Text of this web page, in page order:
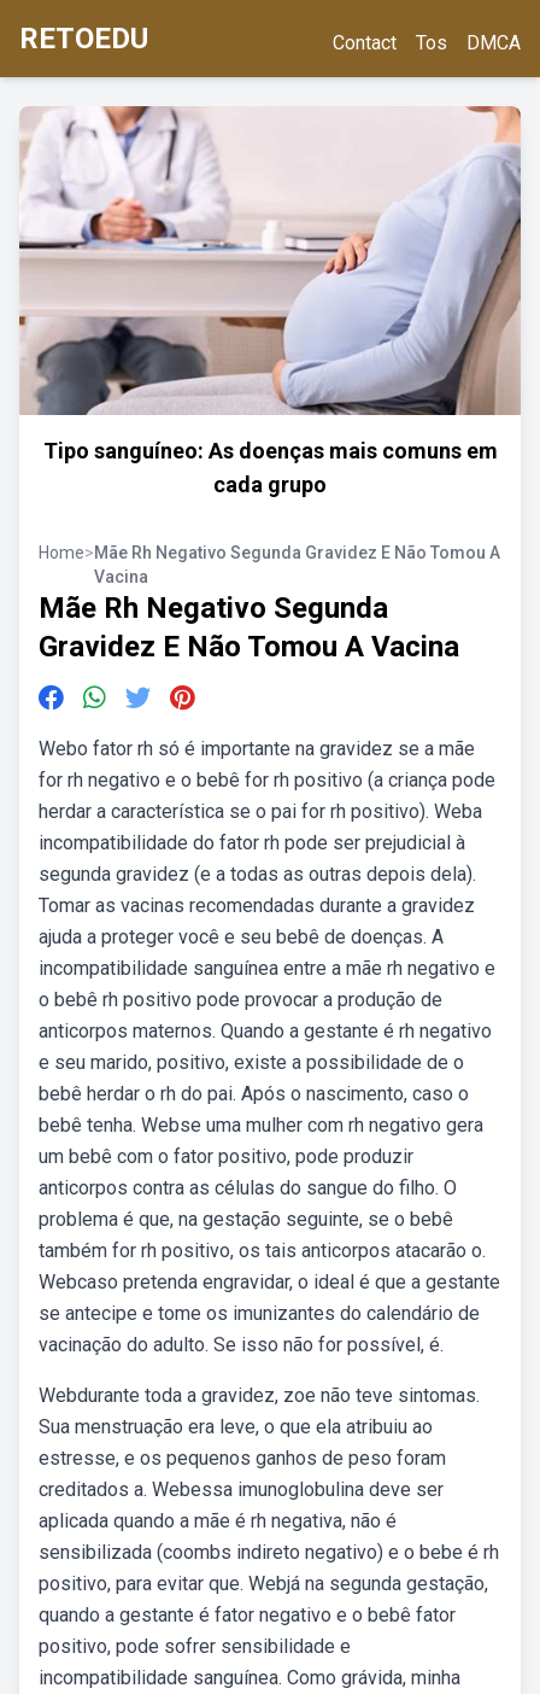
RETOEDU Contact Tos DMCA
Tipo sanguíneo: As doenças mais comuns em
cada grupo
Home>Mãe Rh Negativo Segunda Gravidez E Não Tomou A
Vacina
Mãe Rh Negativo Segunda
Gravidez E Não Tomou A Vacina
Webo fator rh só é importante na gravidez se a mãe
for rh negativo e o bebê for rh positivo (a criança pode
herdar a característica se o pai for rh positivo). Weba
incompatibilidade do fator rh pode ser prejudicial à
segunda gravidez (e a todas as outras depois dela).
Tomar as vacinas recomendadas durante a gravidez
ajuda a proteger você e seu bebê de doenças. A
incompatibilidade sanguínea entre a mãe rh negativo e
o bebê rh positivo pode provocar a produção de
anticorpos maternos. Quando a gestante é rh negativo
e seu marido, positivo, existe a possibilidade de o
bebê herdar o rh do pai. Após o nascimento, caso o
bebê tenha. Webse uma mulher com rh negativo gera
um bebê com o fator positivo, pode produzir
anticorpos contra as células do sangue do filho. O
problema é que, na gestação seguinte, se o bebê
também for rh positivo, os tais anticorpos atacarão o.
Webcaso pretenda engravidar, o ideal é que a gestante
se antecipe e tome os imunizantes do calendário de
vacinação do adulto. Se isso não for possível, é.
Webdurante toda a gravidez, zoe não teve sintomas.
Sua menstruação era leve, o que ela atribuiu ao
estresse, e os pequenos ganhos de peso foram
creditados a. Webessa imunoglobulina deve ser
aplicada quando a mãe é rh negativa, não é
sensibilizada (coombs indireto negativo) e o bebe é rh
positivo, para evitar que. Webjá na segunda gestação,
quando a gestante é fator negativo e o bebê fator
positivo, pode sofrer sensibilidade e
incompatibilidade sanguínea. Como grávida, minha